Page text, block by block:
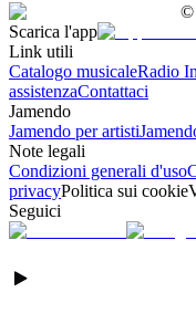
©
Scarica l'app
Link utili
Catalogo musicaleRadio
assistenzaContattaci
Jamendo
Jamendo per artisti
Note legali
Condizioni generali d'uso
privacyPolitica sui cookie
Seguici